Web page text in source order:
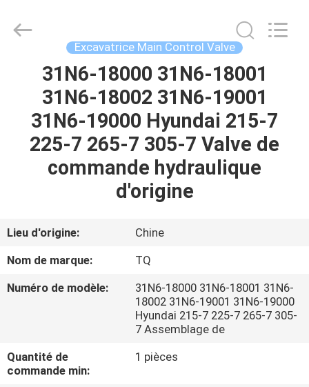
APERÇU
PRODUITS
VIDÉOS
SHOW
PROPOS
Machinery
Excavatrice Main Control Valve
31N6-18000 31N6-18001
31N6-18002 31N6-19001
31N6-19000 Hyundai 215-7
225-7 265-7 305-7 Valve de
commande hydraulique
d'origine
Lieu d'origine:
Chine
Nom de marque:
TQ
Numéro de modèle:
31N6-18000 31N6-18001 31N6-
18002 31N6-19001 31N6-19000
Hyundai 215-7 225-7 265-7 305-
7 Assemblage de
Quantité de
commande min:
1 pièces